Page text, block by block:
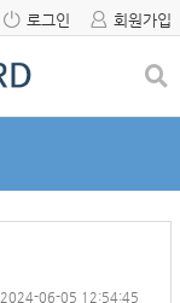
로그인 회원가입
2024-06-05 12:54:45